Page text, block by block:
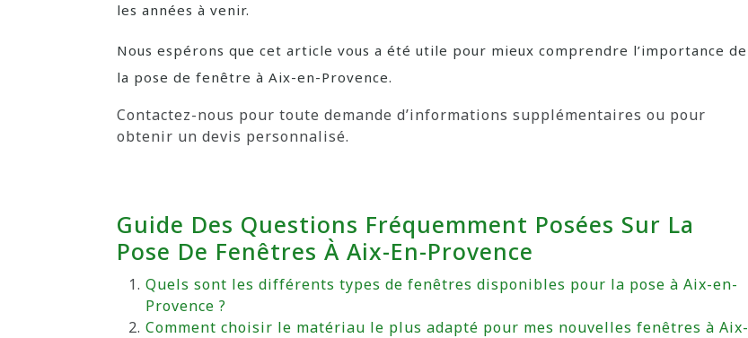
les années à venir.
Nous espérons que cet article vous a été utile pour mieux comprendre l’importance de
la pose de fenêtre à Aix-en-Provence.
Contactez-nous pour toute demande d’informations supplémentaires ou pour
obtenir un devis personnalisé.
Guide Des Questions Fréquemment Posées Sur La
Pose De Fenêtres À Aix-En-Provence
Quels sont les différents types de fenêtres disponibles pour la pose à Aix-en-
Provence ?
Comment choisir le matériau le plus adapté pour mes nouvelles fenêtres à Aix-